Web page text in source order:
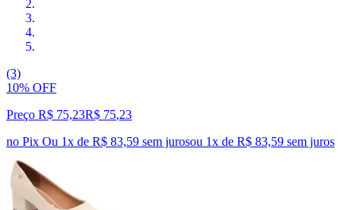
(3)
10% OFF
Preço R$ 75,23R$ 75,23
no Pix Ou 1x de R$ 83,59 sem jurosou 1x de R$ 83,59 sem juros